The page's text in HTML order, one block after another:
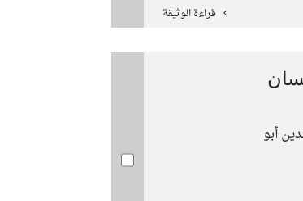
قراءة الوثيقة
أبو